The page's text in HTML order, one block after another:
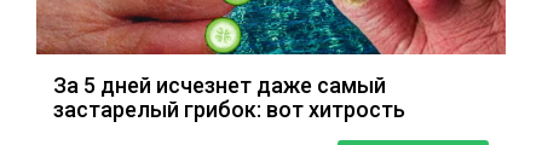
За 5 дней исчезнет даже самый
застарелый грибок: вот хитрость